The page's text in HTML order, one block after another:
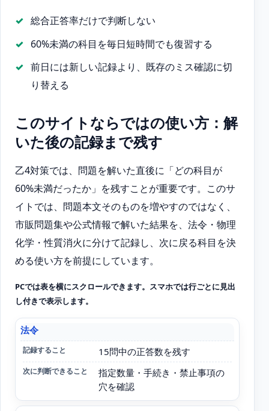
総合正答率だけで判断しない
60%未満の科目を毎日短時間でも復習する
前日には新しい記録より、既存のミス確認に切
り替える
このサイトならではの使い方：解
いた後の記録まで残す
乙4対策では、問題を解いた直後に「どの科目が
60%未満だったか」を残すことが重要です。このサ
イトでは、問題本文そのものを増やすのではなく、
市販問題集や公式情報で解いた結果を、法令・物理
化学・性質消火に分けて記録し、次に戻る科目を決
める使い方を前提にしています。
PCでは表を横にスクロールできます。スマホでは行ごとに見出
し付きで表示します。
分野
法令
15問中の正答数を残す
指定数量・手続き・禁止事項の
穴を確認